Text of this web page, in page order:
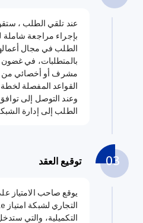
عند تلقي الطلب ،
بإجراء مراجعة
الطلب في مجال
بالمتطلبات، في
مشرف أو أخصائي من
القواعد المفصلة
وعند التوصل إلى
الطلب إلى إدارة
03 توقيع العقد
يوقع صاحب الامتياز
التكميلية، والتي